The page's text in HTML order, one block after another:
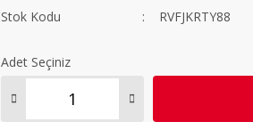
Stok Kodu
RVFJKRTY88
Adet Seçiniz